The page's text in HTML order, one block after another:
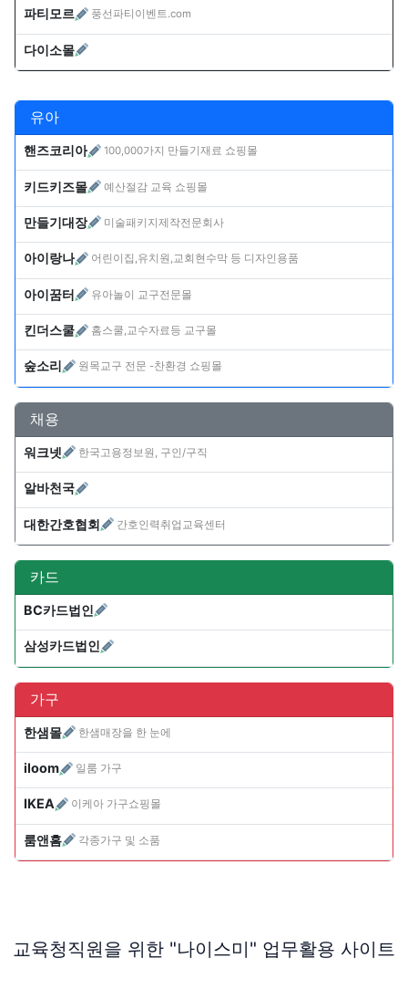
파티모르 풍선파티이벤트.com
다이소몰
유아
핸즈코리아 100,000가지 만들기재료 쇼핑몰
키드키즈몰 예산절감 교육 쇼핑몰
만들기대장 미술패키지제작전문회사
아이랑나 어린이집,유치원,교회현수막 등 디자인용품
아이꿈터 유아놀이 교구전문몰
킨더스쿨 홈스쿨,교수자료등 교구몰
숲소리 원목교구 전문 -찬환경 쇼핑몰
채용
워크넷 한국고용정보원, 구인/구직
알바천국
대한간호협회 간호인력취업교육센터
카드
BC카드법인
삼성카드법인
가구
한샘몰 한샘매장을 한 눈에
iloom 일룸 가구
IKEA 이케아 가구쇼핑몰
룸앤홈 각종가구 및 소품
교육청직원을 위한 "나이스미" 업무활용 사이트